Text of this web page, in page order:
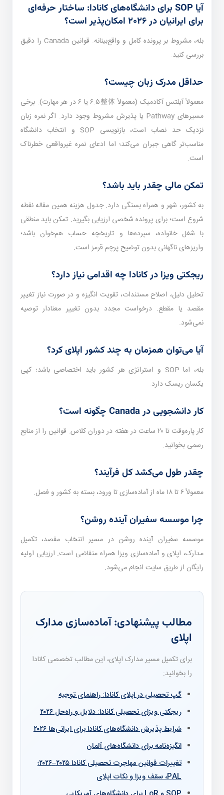
آیا SOP برای دانشگاه‌های کانادا: ساختار حرفه‌ای
برای ایرانیان در ۲۰۲۶ امکان‌پذیر است؟
بله، مشروط بر پرونده کامل و واقع‌بینانه. قوانین Canada را دقیق
بررسی کنید.
حداقل مدرک زبان چیست؟
معمولاً آیلتس آکادمیک (معمولاً ۶.۵整体 یا ۶ در هر مهارت). برخی
مسیرهای Pathway یا پذیرش مشروط وجود دارد. اگر نمره زبان
نزدیک حد نصاب است، بازنویسی SOP و انتخاب دانشگاه
مناسب‌تر گاهی جبران می‌کند؛ اما ادعای نمره غیرواقعی خطرناک
است.
تمکن مالی چقدر باید باشد؟
به کشور، شهر و همراه بستگی دارد. جدول هزینه همین مقاله نقطه
شروع است؛ برای پرونده شخصی ارزیابی بگیرید. تمکن باید منطقی
با شغل خانواده، سپرده‌ها و تاریخچه حساب هم‌خوان باشد؛
واریزهای ناگهانی بدون توضیح پرچم قرمز است.
ریجکتی ویزا در کانادا چه اقدامی نیاز دارد؟
تحلیل دلیل، اصلاح مستندات، تقویت انگیزه و در صورت نیاز تغییر
مقصد یا مقطع. درخواست مجدد بدون تغییر معنا‌دار توصیه
نمی‌شود.
آیا می‌توان همزمان به چند کشور اپلای کرد؟
بله، اما SOP و استراتژی هر کشور باید اختصاصی باشد؛ کپی
یکسان ریسک دارد.
کار دانشجویی در Canada چگونه است؟
کار پاره‌وقت تا ۲۰ ساعت در هفته در دوران کلاس. قوانین را از منابع
رسمی بخوانید.
چقدر طول می‌کشد کل فرآیند؟
معمولاً ۶ تا ۱۸ ماه از آماده‌سازی تا ورود، بسته به کشور و فصل.
چرا موسسه سفیران آینده روشن؟
موسسه سفیران آینده روشن در مسیر انتخاب مقصد، تکمیل
مدارک، اپلای و آماده‌سازی ویزا همراه متقاضی است. ارزیابی اولیه
رایگان از طریق سایت انجام می‌شود.
مطالب پیشنهادی: آماده‌سازی مدارک
اپلای
برای تکمیل مسیر مدارک اپلای، این مطالب تخصصی کانادا
را بخوانید:
گپ تحصیلی در اپلای کانادا: راهنمای توجیه
ریجکتی ویزای تحصیلی کانادا: دلایل و راه‌حل ۲۰۲۶
شرایط پذیرش دانشگاه‌های کانادا برای ایرانی‌ها ۲۰۲۶
انگیزه‌نامه برای دانشگاه‌های آلمان
تغییرات قوانین مهاجرت تحصیلی کانادا ۲۰۲۵–۲۰۲۶؛
PAL، سقف ویزا و نکات اپلای